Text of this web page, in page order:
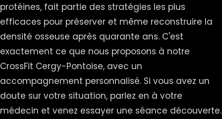
protéines, fait partie des stratégies les plus
efficaces pour préserver et même reconstruire la
densité osseuse après quarante ans. C'est
exactement ce que nous proposons à notre
CrossFit Cergy-Pontoise, avec un
accompagnement personnalisé. Si vous avez un
doute sur votre situation, parlez en à votre
médecin et venez essayer une séance découverte.